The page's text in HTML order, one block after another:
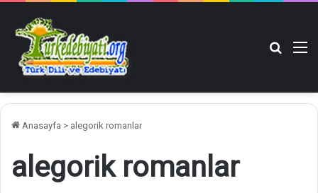
Anasayfa > alegorik romanlar
alegorik romanlar